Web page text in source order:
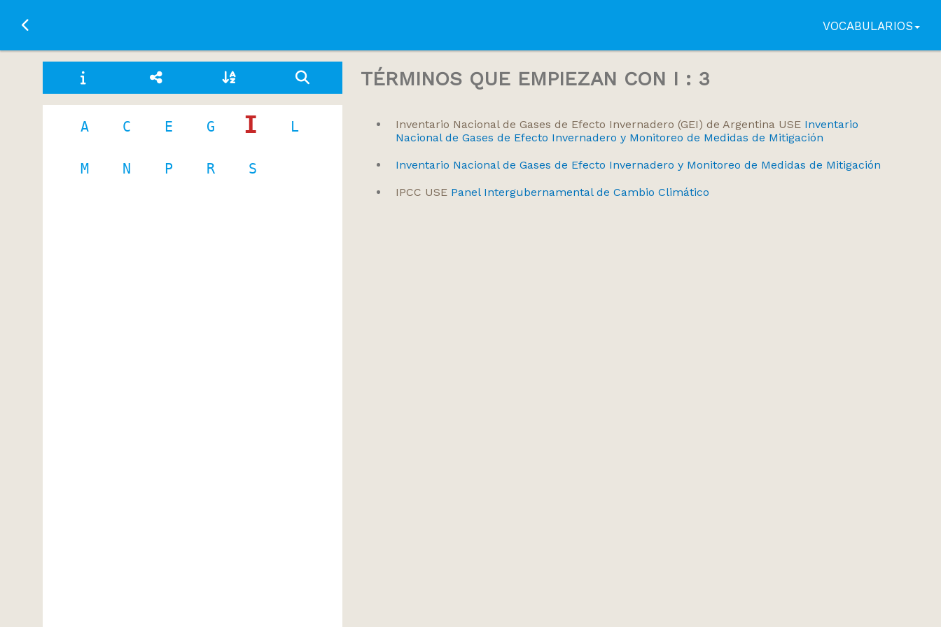
Ir a la página principal VOCABULARIOS
A C E G I L
M N P R S
TÉRMINOS QUE EMPIEZAN CON I : 3
Inventario Nacional de Gases de Efecto Invernadero (GEI) de Argentina USEInventario
Nacional de Gases de Efecto Invernadero y Monitoreo de Medidas de Mitigación
Inventario Nacional de Gases de Efecto Invernadero y Monitoreo de Medidas de Mitigación
IPCC USEPanel Intergubernamental de Cambio Climático